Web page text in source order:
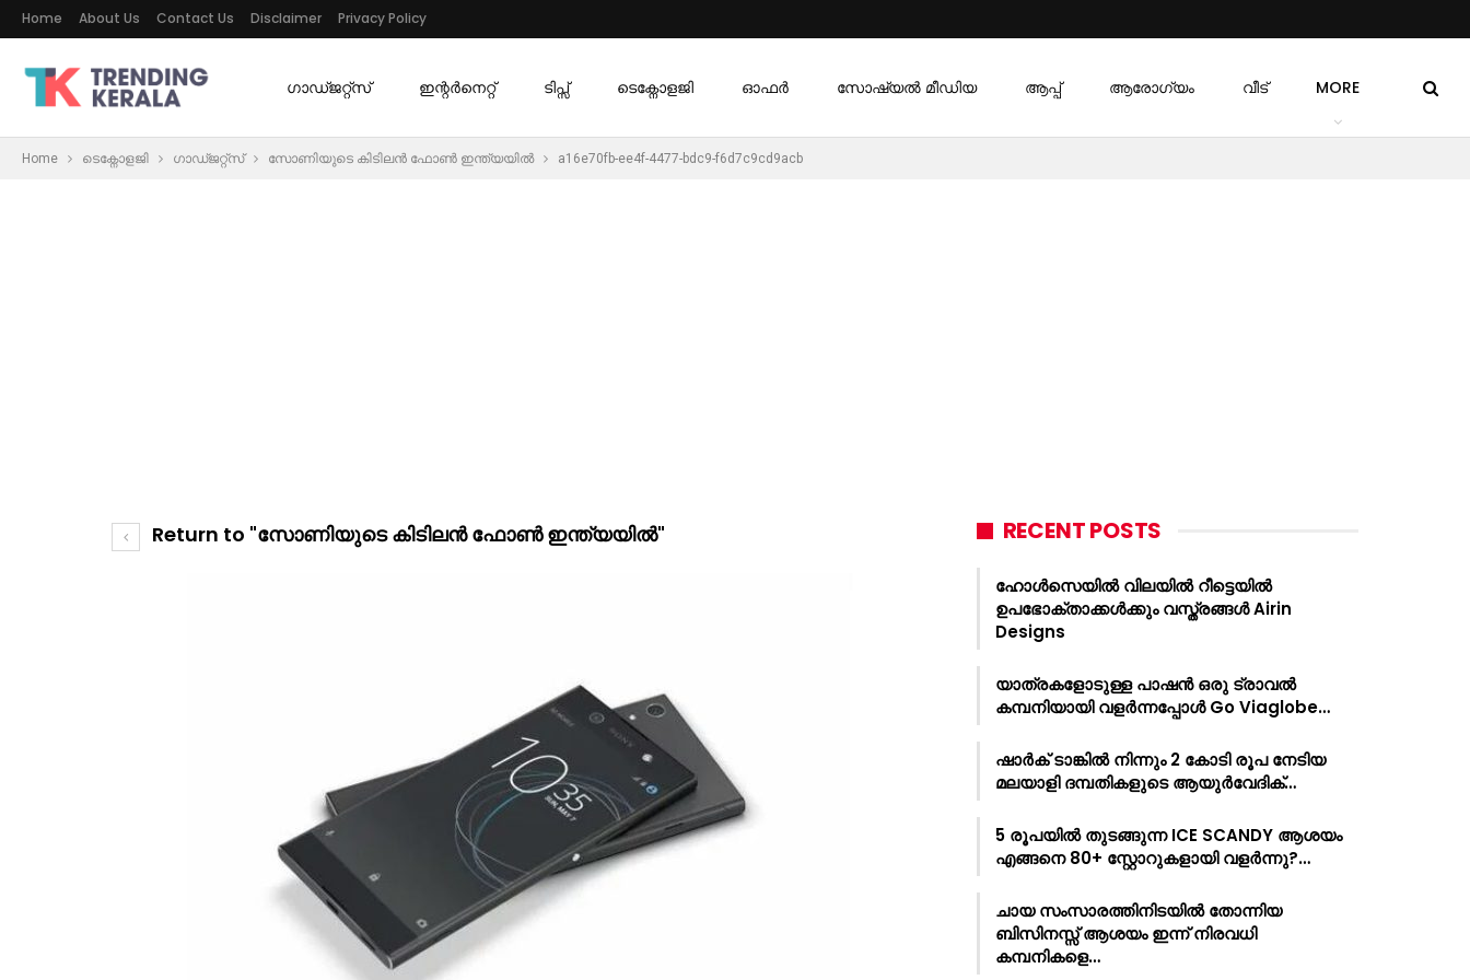
Home About Us Contact Us Disclaimer Privacy Policy
ഗാഡ്ജറ്റ്സ് ഇന്റര്‍നെറ്റ് ടിപ്സ് ടെക്നോളജി ഓഫര്‍ സോഷ്യൽ മീഡിയ ആപ്പ് ആരോഗ്യം വീട് MORE
Home ടെക്നോളജി ഗാഡ്ജറ്റ്സ് സോണിയുടെ കിടിലന്‍ ഫോണ്‍ ഇന്ത്യയില്‍ a16e70fb-ee4f-4477-bdc9-f6d7c9cd9acb
Return to "സോണിയുടെ കിടിലന്‍ ഫോണ്‍ ഇന്ത്യയില്‍" RECENT POSTS
ഹോൾസെയിൽ വിലയിൽ റീട്ടെയിൽ
ഉപഭോക്താക്കൾക്കും വസ്ത്രങ്ങൾ Airin
Designs
യാത്രകളോടുള്ള പാഷൻ ഒരു ട്രാവൽ
കമ്പനിയായി വളർന്നപ്പോൾ Go Viaglobe…
ഷാർക്‌ ടാങ്കിൽ നിന്നും 2 കോടി രൂപ നേടിയ
മലയാളി ദമ്പതികളുടെ ആയുർവേദിക്…
5 രൂപയിൽ തുടങ്ങുന്ന ICE SCANDY ആശയം
എങ്ങനെ 80+ സ്റ്റോറുകളായി വളർന്നു?…
ചായ സംസാരത്തിനിടയിൽ തോന്നിയ
ബിസിനസ്സ് ആശയം ഇന്ന് നിരവധി
കമ്പനികളെ…